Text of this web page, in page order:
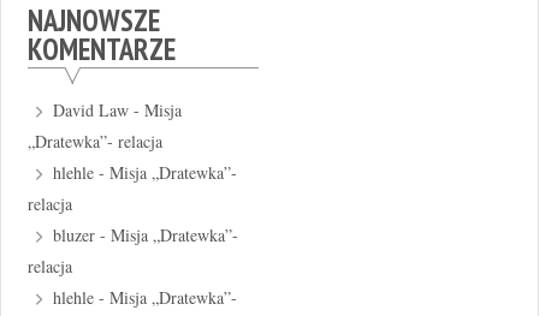
NAJNOWSZE
KOMENTARZE
David Law -Misja
„Dratewka”- relacja
hlehle -Misja „Dratewka”-
relacja
bluzer -Misja „Dratewka”-
relacja
hlehle -Misja „Dratewka”-